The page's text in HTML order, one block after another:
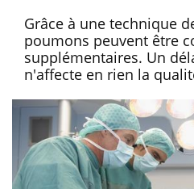
Grâce à une technique
poumons peuvent être
supplémentaires. Un
n'affecte en rien la